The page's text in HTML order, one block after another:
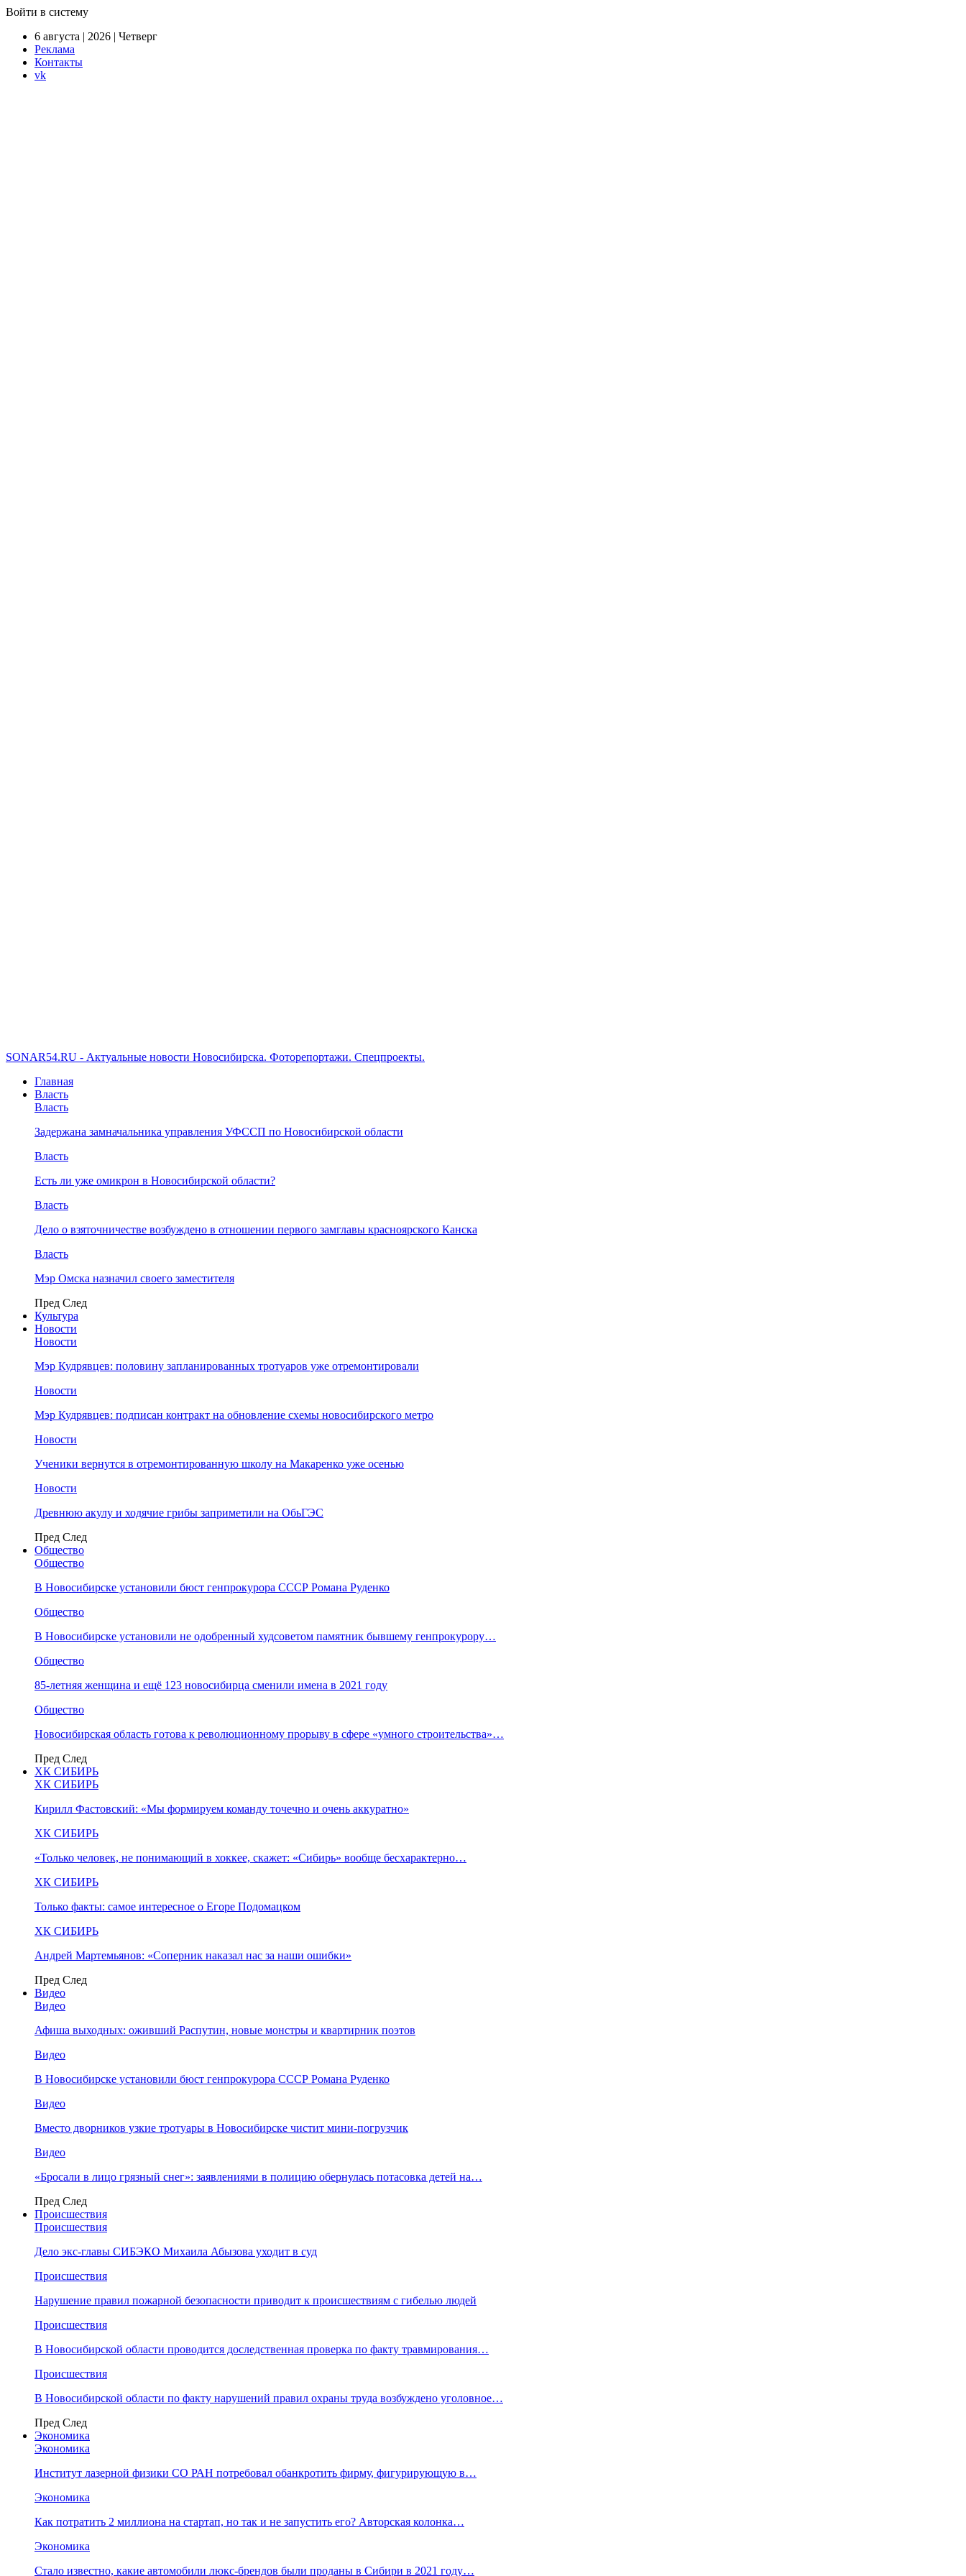
Войти в систему
6 августа | 2026 | Четверг
Реклама
Контакты
vk
SONAR54.RU - Актуальные новости Новосибирска. Фоторепортажи. Спецпроекты.
Главная
Власть
Власть
Задержана замначальника управления УФССП по Новосибирской области
Власть
Есть ли уже омикрон в Новосибирской области?
Власть
Дело о взяточничестве возбуждено в отношении первого замглавы красноярского Канска
Власть
Мэр Омска назначил своего заместителя
Пред След
Культура
Новости
Новости
Мэр Кудрявцев: половину запланированных тротуаров уже отремонтировали
Новости
Мэр Кудрявцев: подписан контракт на обновление схемы новосибирского метро
Новости
Ученики вернутся в отремонтированную школу на Макаренко уже осенью
Новости
Древнюю акулу и ходячие грибы заприметили на ОбьГЭС
Пред След
Общество
Общество
В Новосибирске установили бюст генпрокурора СССР Романа Руденко
Общество
В Новосибирске установили не одобренный худсоветом памятник бывшему генпрокурору…
Общество
85-летняя женщина и ещё 123 новосибирца сменили имена в 2021 году
Общество
Новосибирская область готова к революционному прорыву в сфере «умного строительства»…
Пред След
ХК СИБИРЬ
ХК СИБИРЬ
Кирилл Фастовский: «Мы формируем команду точечно и очень аккуратно»
ХК СИБИРЬ
«Только человек, не понимающий в хоккее, скажет: «Сибирь» вообще бесхарактерно…
ХК СИБИРЬ
Только факты: самое интересное о Егоре Подомацком
ХК СИБИРЬ
Андрей Мартемьянов: «Соперник наказал нас за наши ошибки»
Пред След
Видео
Видео
Афиша выходных: оживший Распутин, новые монстры и квартирник поэтов
Видео
В Новосибирске установили бюст генпрокурора СССР Романа Руденко
Видео
Вместо дворников узкие тротуары в Новосибирске чистит мини-погрузчик
Видео
«Бросали в лицо грязный снег»: заявлениями в полицию обернулась потасовка детей на…
Пред След
Происшествия
Происшествия
Дело экс-главы СИБЭКО Михаила Абызова уходит в суд
Происшествия
Нарушение правил пожарной безопасности приводит к происшествиям с гибелью людей
Происшествия
В Новосибирской области проводится доследственная проверка по факту травмирования…
Происшествия
В Новосибирской области по факту нарушений правил охраны труда возбуждено уголовное…
Пред След
Экономика
Экономика
Институт лазерной физики СО РАН потребовал обанкротить фирму, фигурирующую в…
Экономика
Как потратить 2 миллиона на стартап, но так и не запустить его? Авторская колонка…
Экономика
Стало известно, какие автомобили люкс-брендов были проданы в Сибири в 2021 году…